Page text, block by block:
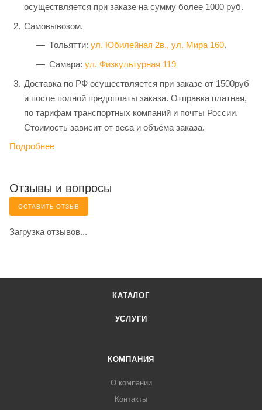
осуществляется при заказе на сумму более 1000 руб.
Самовывозом.
Тольятти: ул. Юбилейная 2в., ул. Мира 160.
Самара: ул. Физкультурная 119
Доставка по РФ осуществляется при заказе от 1500руб
и после полной предоплаты заказа. Отправка платная,
по тарифам транспортных компаний и почты России.
Стоимость зависит от веса и объёма заказа.
Подробнее
Отзывы и вопросы
ОСТАВИТЬ ОТЗЫВ
Загрузка отзывов...
КАТАЛОГ
УСЛУГИ
КОМПАНИЯ
О компании
Контакты